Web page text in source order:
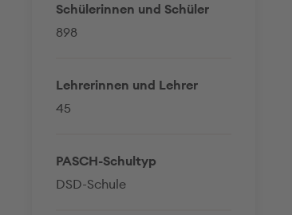
Schülerinnen und Schüler
898
Lehrerinnen und Lehrer
45
PASCH-Schultyp
DSD-Schule